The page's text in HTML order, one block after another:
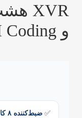
و AI Coding
✅ ضبط‌کننده ۸ کاناله WizSense